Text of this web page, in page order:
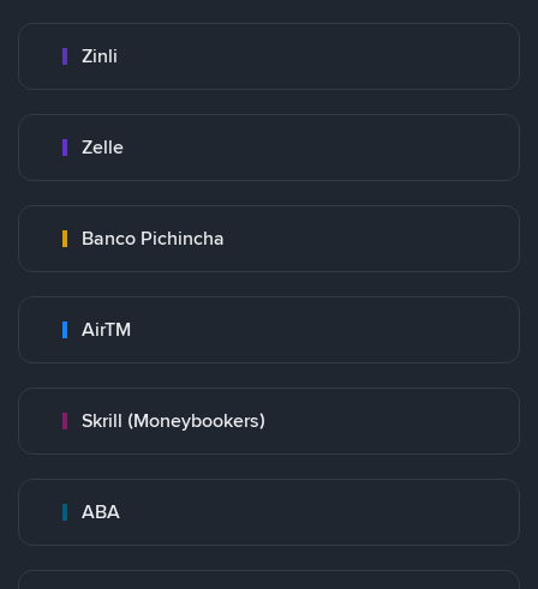
Zinli
Zelle
Banco Pichincha
AirTM
Skrill (Moneybookers)
ABA